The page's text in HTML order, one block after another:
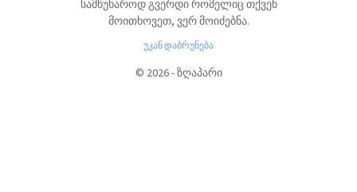
სამწუხაროდ გვერდი რომელიც თქვენ
მოითხოვეთ, ვერ მოიძებნა.
უკან დაბრუნება
© 2026-ზღაპარი